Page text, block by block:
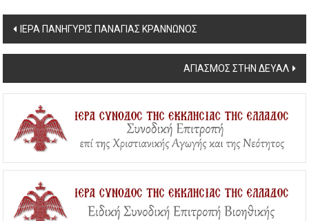
Post
navigation
ΙΕΡΑ ΠΑΝΗΓΥΡΙΣ ΠΑΝΑΓΙΑΣ ΚΡΑΝΝΩΝΟΣ
ΑΓΙΑΣΜΟΣ ΣΤΗΝ ΔΕΥΑΛ